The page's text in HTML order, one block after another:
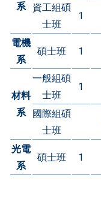
系
資工組碩
士班
1
電機
系
碩士班 1
材料
系
一般組碩
士班
1
國際組碩
士班
光電
系
碩士班 1